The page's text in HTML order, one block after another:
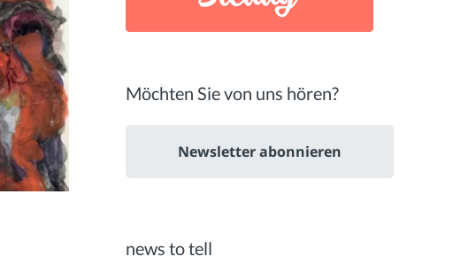
Möchten Sie von uns hören?
Newsletter abonnieren
news to tell